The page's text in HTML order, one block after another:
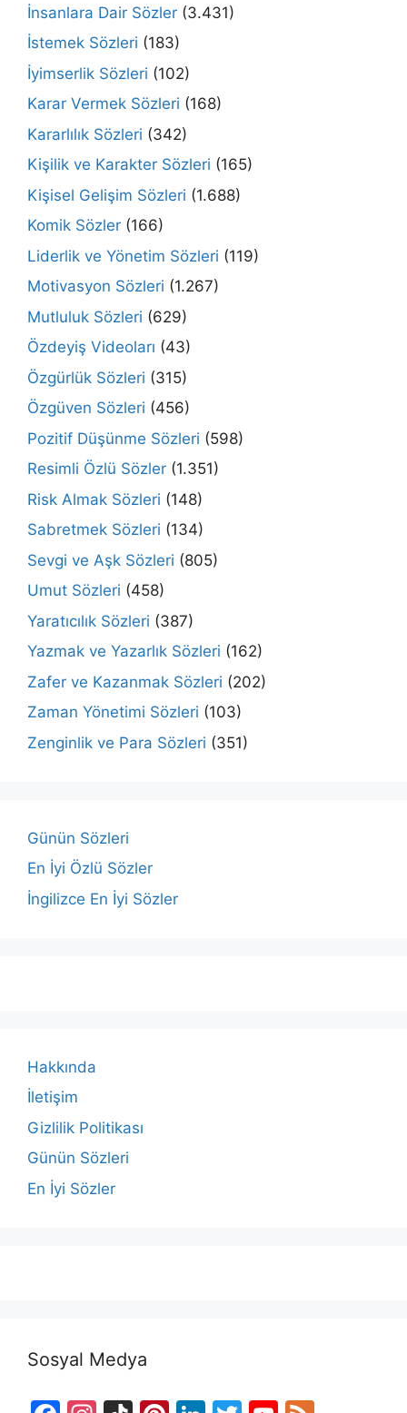
İnsanlara Dair Sözler (3.431)
İstemek Sözleri (183)
İyimserlik Sözleri (102)
Karar Vermek Sözleri (168)
Kararlılık Sözleri (342)
Kişilik ve Karakter Sözleri (165)
Kişisel Gelişim Sözleri (1.688)
Komik Sözler (166)
Liderlik ve Yönetim Sözleri (119)
Motivasyon Sözleri (1.267)
Mutluluk Sözleri (629)
Özdeyiş Videoları (43)
Özgürlük Sözleri (315)
Özgüven Sözleri (456)
Pozitif Düşünme Sözleri (598)
Resimli Özlü Sözler (1.351)
Risk Almak Sözleri (148)
Sabretmek Sözleri (134)
Sevgi ve Aşk Sözleri (805)
Umut Sözleri (458)
Yaratıcılık Sözleri (387)
Yazmak ve Yazarlık Sözleri (162)
Zafer ve Kazanmak Sözleri (202)
Zaman Yönetimi Sözleri (103)
Zenginlik ve Para Sözleri (351)
Günün Sözleri
En İyi Özlü Sözler
İngilizce En İyi Sözler
Hakkında
İletişim
Gizlilik Politikası
Günün Sözleri
En İyi Sözler
Sosyal Medya